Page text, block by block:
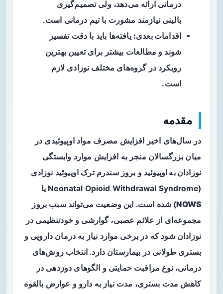
درمانی ارائه می‌دهد، ولی تصمیم‌گیری
بالینی نیازمند مشورت با تیم درمانی است.
اقدامات بعدی: یافته‌ها باید با دقت تفسیر
شوند و مطالعات بیشتر برای تعیین بهترین
رویکرد در گروه‌های مختلف نوزادی لازم
است.
مقدمه
در سال‌های اخیر افزایش مصرف مواد اوپیوئیدی در
میان بزرگسالان منجر به افزایش موارد وابستگی
نوزادان به اوپیوئید و بروز سندرم ترک اوپیوئید نوزادی
(Neonatal Opioid Withdrawal Syndrome یا
NOWS) شده است. این وضعیت می‌تواند سبب بروز
مجموعه‌ای از علائم عصبی، گوارشی و خودتنظیمی در
نوزادان شود که در برخی موارد نیاز به درمان دارویی و
بستری طولانی در بیمارستان دارد. انتخاب روش‌های
درمانی، نوع مراقبت حمایتی و الگوهای دوزدهی در
کاهش مدت بستری، مدت نیاز به دارو و عوارض بالقوه